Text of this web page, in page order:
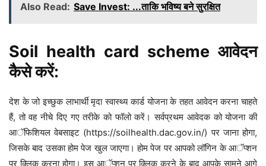
Also Read: Save Invest: ...ताकि भविष्य बने सुरक्षित
Soil health card scheme आवेदन
कैसे करें:
देश के जो इच्छुक लाभार्थी मृदा स्वास्थ्य कार्ड योजना के तहत आवेदन करना चाहते
हैं, तो वह नीचे दिए गए तरीके को फॉलो करें। सर्वप्रथम आवेदक को योजना की
आॅफिशियल वेबसाइट (https://soilhealth.dac.gov.in/) पर जाना होगा,
जिसके बाद उसका होम पेज खुल जाएगा। होम पेज पर आपको लॉगिन के आॅप्शन
पर क्लिक करना होगा। इस आॅप्शन पर क्लिक करने के बाद आपके सामने आगे